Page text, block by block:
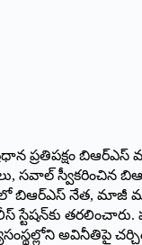
ప్రతిపక్షం బిఆర్‌ఎస్‌
సవాల్‌ ‌స్వీకరించిన
బిఆర్‌ఎస్‌ ‌నేత, మాజీ
‌స్టేషన్‌కు
అవినీతిపై